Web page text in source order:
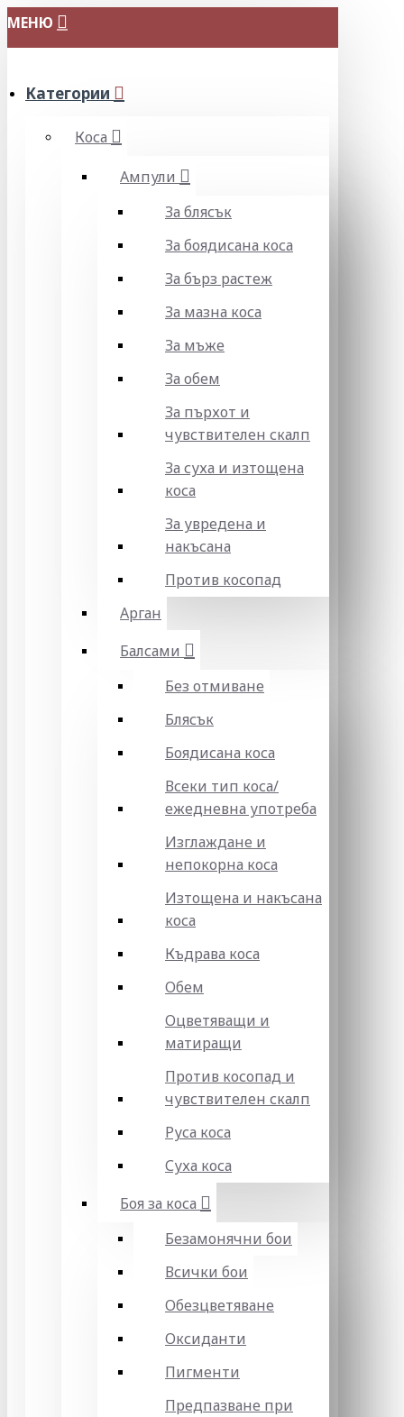
МЕНЮ
Категории
Коса
Ампули
За блясък
За боядисана коса
За бърз растеж
За мазна коса
За мъже
За обем
За пърхот и
чувствителен скалп
За суха и изтощена
коса
За увредена и
накъсана
Против косопад
Арган
Балсами
Без отмиване
Блясък
Боядисана коса
Всеки тип коса/
ежедневна употреба
Изглаждане и
непокорна коса
Изтощена и накъсана
коса
Къдрава коса
Обем
Оцветяващи и
матиращи
Против косопад и
чувствителен скалп
Руса коса
Суха коса
Боя за коса
Безамонячни бои
Всички бои
Обезцветяване
Оксиданти
Пигменти
Предпазване при